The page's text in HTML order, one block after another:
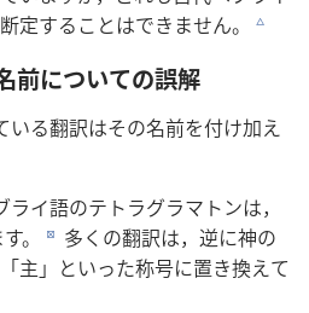
定することはできません。
c
前についての誤解
いる翻訳はその名前を付け加え
イ語のテトラグラマトンは，
。
d 多くの翻訳は，逆に神の
「主」といった称号に置き換えて